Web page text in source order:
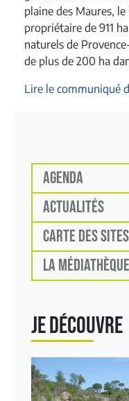
plaine des Maures,
propriétaire de 911
naturels de
de plus de 200 ha
Lire le communiqué
AGENDA
ACTUALITÉS
CARTE DES SITES
LA MÉDIATHÈQUE
JE DÉCOUVRE